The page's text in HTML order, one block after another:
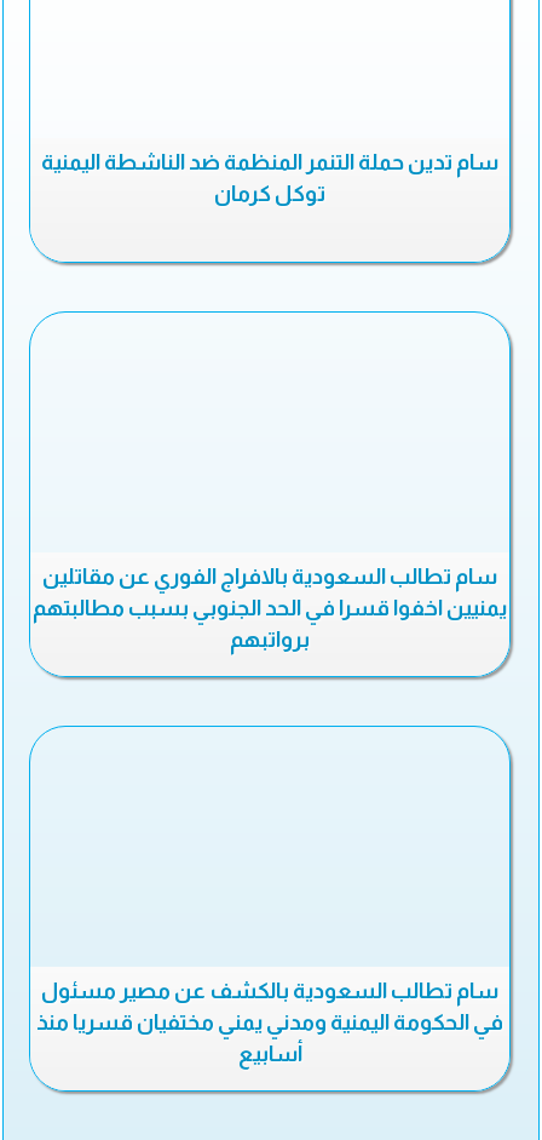
سام تدين حملة التنمر المنظمة ضد الناشطة اليمنية
توكل كرمان
سام تطالب السعودية بالافراج الفوري عن مقاتلين
يمنيين اخفوا قسرا في الحد الجنوبي بسبب مطالبتهم
برواتبهم
سام تطالب السعودية بالكشف عن مصير مسئول
في الحكومة اليمنية ومدني يمني مختفيان قسريا منذ
أسابيع